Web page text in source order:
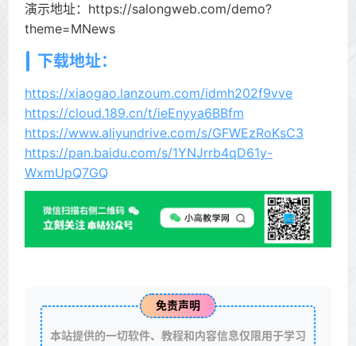
演示地址：https://salongweb.com/demo?
theme=MNews
下载地址：
https://xiaogao.lanzoum.com/idmh202f9vve
https://cloud.189.cn/t/ieEnyya6BBfm
https://www.aliyundrive.com/s/GFWEzRoKsC3
https://pan.baidu.com/s/1YNJrrb4qD61y-
WxmUpQ7GQ
免责声明
本站提供的一切软件、教程和内容信息仅限用于学习